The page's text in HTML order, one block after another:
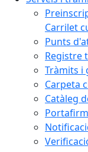
Carrilet
Punts
Registre
Tràmits i
Carpeta
Catàleg